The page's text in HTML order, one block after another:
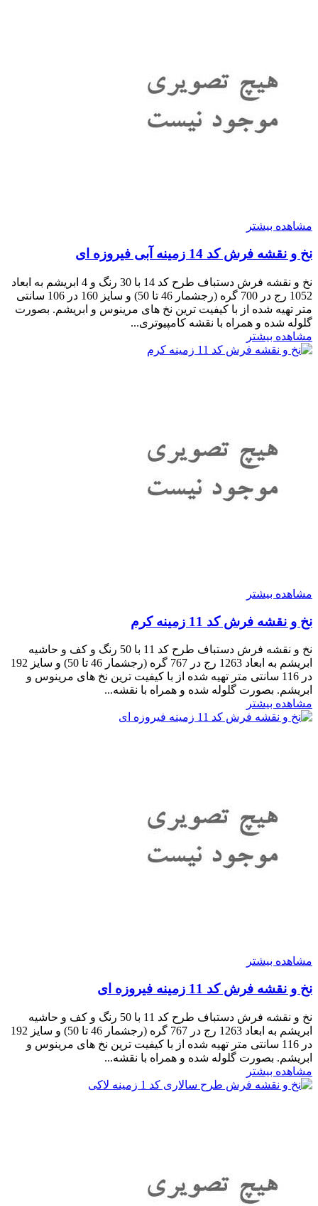
مشاهده بیشتر
نخ و نقشه فرش کد 14 زمینه آبی فیروزه ای
نخ و نقشه فرش دستباف طرح کد 14 با 30 رنگ و 4 ابریشم به ابعاد
1052 رج در 700 گره (رجشمار 46 تا 50) و سایز 160 در 106 سانتی
متر تهیه شده از با کیفیت ترین نخ های مرینوس و ابریشم. بصورت
گلوله شده و همراه با نقشه کامپیوتری...
مشاهده بیشتر
مشاهده بیشتر
نخ و نقشه فرش کد 11 زمینه کرم
نخ و نقشه فرش دستباف طرح کد 11 با 50 رنگ و کف و حاشیه
ابریشم به ابعاد 1263 رج در 767 گره (رجشمار 46 تا 50) و سایز 192
در 116 سانتی متر تهیه شده از با کیفیت ترین نخ های مرینوس و
ابریشم. بصورت گلوله شده و همراه با نقشه...
مشاهده بیشتر
مشاهده بیشتر
نخ و نقشه فرش کد 11 زمینه فیروزه ای
نخ و نقشه فرش دستباف طرح کد 11 با 50 رنگ و کف و حاشیه
ابریشم به ابعاد 1263 رج در 767 گره (رجشمار 46 تا 50) و سایز 192
در 116 سانتی متر تهیه شده از با کیفیت ترین نخ های مرینوس و
ابریشم. بصورت گلوله شده و همراه با نقشه...
مشاهده بیشتر